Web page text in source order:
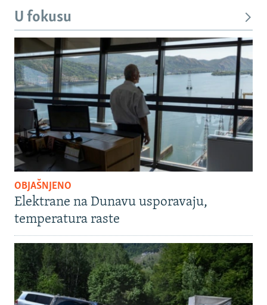
U fokusu
OBJAŠNJENO
Elektrane na Dunavu usporavaju,
temperatura raste